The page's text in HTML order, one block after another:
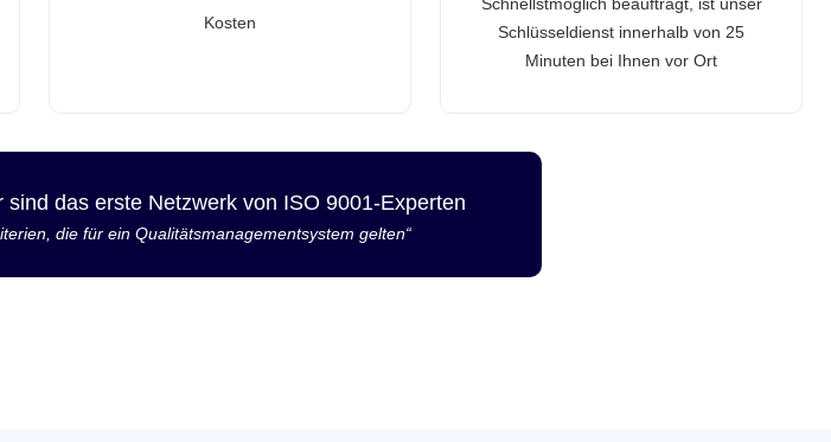
Kosten
Schlüsseldienst innerhalb von 25
Minuten bei Ihnen vor Ort
sind das erste Netzwerk von ISO 9001-Experten
die für ein Qualitätsmanagementsystem gelten“